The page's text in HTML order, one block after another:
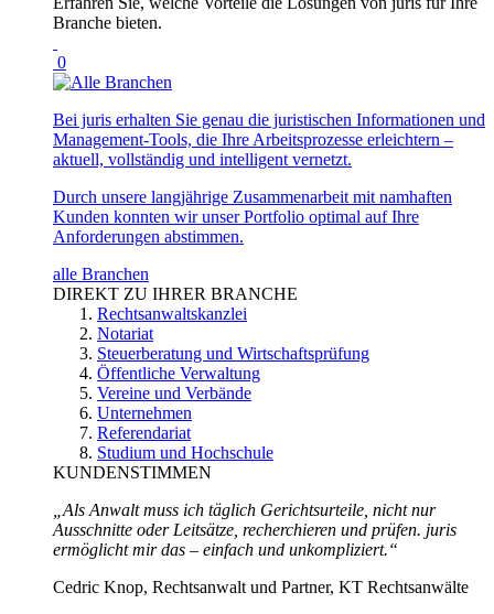
Branche bieten.
0
Bei juris erhalten Sie genau die juristischen Informationen und
Management-Tools, die Ihre Arbeitsprozesse erleichtern –
aktuell, vollständig und intelligent vernetzt.
Durch unsere langjährige Zusammenarbeit mit namhaften
Kunden konnten wir unser Portfolio optimal auf Ihre
Anforderungen abstimmen.
alle Branchen
DIREKT ZU IHRER BRANCHE
Rechtsanwaltskanzlei
Notariat
Steuerberatung und Wirtschaftsprüfung
Öffentliche Verwaltung
Vereine und Verbände
Unternehmen
Referendariat
Studium und Hochschule
KUNDENSTIMMEN
„Als Anwalt muss ich täglich Gerichtsurteile, nicht nur
Ausschnitte oder Leitsätze, recherchieren und prüfen. juris
ermöglicht mir das – einfach und unkompliziert.“
Cedric Knop, Rechtsanwalt und Partner, KT Rechtsanwälte